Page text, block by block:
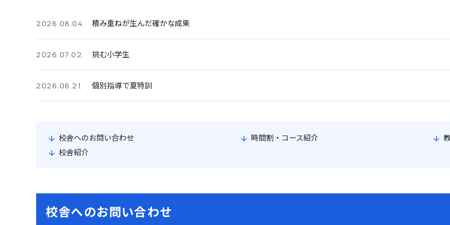
2026.08.04. 積み重ねが生んだ確かな成果
2026.07.02. 挑む小学生
2026.06.21. 個別指導で夏特訓
校舎へのお問い合わせ 時間割・コース紹介
校舎紹介
校舎へのお問い合わせ